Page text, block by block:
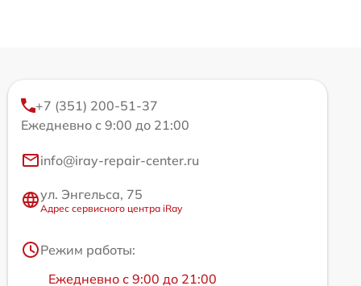
+7 (351) 200-51-37
Ежедневно с 9:00 до 21:00
info@iray-repair-center.ru
ул. Энгельса, 75
Адрес сервисного центра iRay
Режим работы:
Ежедневно с 9:00 до 21:00